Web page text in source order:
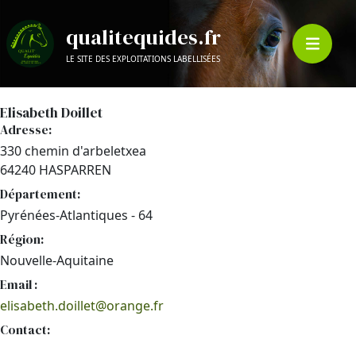
qualitequides.fr
LE SITE DES EXPLOITATIONS LABELLISÉES
Elisabeth Doillet
Adresse:
330 chemin d'arbeletxea
64240 HASPARREN
Département:
Pyrénées-Atlantiques - 64
Région:
Nouvelle-Aquitaine
Email :
elisabeth.doillet@orange.fr
Contact: